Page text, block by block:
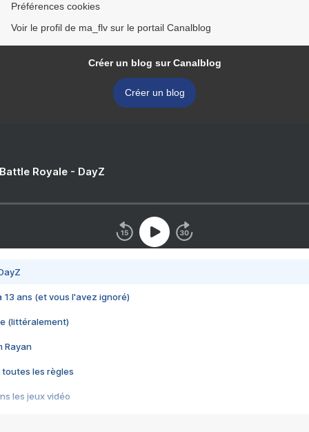
Préférences cookies
Voir le profil de ma_flv sur le portail Canalblog
Créer un blog sur Canalblog
Créer un blog
Royale - DayZ
13 ans (et vous l'avez ignoré)
(littéralement)
Rayan
toutes les règles
les jeux vidéo